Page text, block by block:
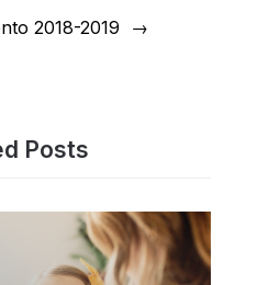
2018-2019
Posts